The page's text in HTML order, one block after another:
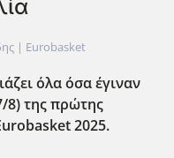
| Eurobasket
όλα όσα έγιναν
8) της πρώτης
2025.